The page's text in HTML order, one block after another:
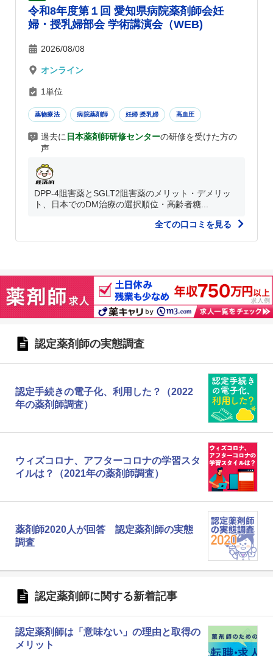
令和8年度第１回 愛知県病院薬剤師会妊
婦・授乳婦部会 学術講演会（WEB)
2026/08/08
オンライン
1単位
薬物療法 病院薬剤師 妊婦 授乳婦 高血圧
過去に 日本薬剤師研修センターの研修を受けた方の
声
DPP-4阻害薬とSGLT2阻害薬のメリット・デメリッ
ト、日本でのDM治療の選択順位・高齢者糖...
全ての口コミを見る
認定薬剤師の実態調査
認定手続きの電子化、利用した？（2022
年の薬剤師調査）
ウィズコロナ、アフターコロナの学習スタ
イルは？（2021年の薬剤師調査）
薬剤師2020人が回答 認定薬剤師の実態
調査
認定薬剤師に関する新着記事
認定薬剤師は「意味ない」の理由と取得の
メリット